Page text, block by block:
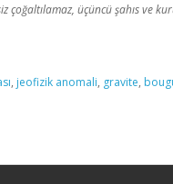
üçüncü şahıs ve
, jeofizik anomali, gravite,